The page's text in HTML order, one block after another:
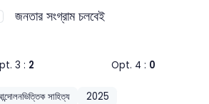
জনতার সংগ্রাম চলবেই
3 : 2 Opt. 4 : 0
সাহিত্য 2025